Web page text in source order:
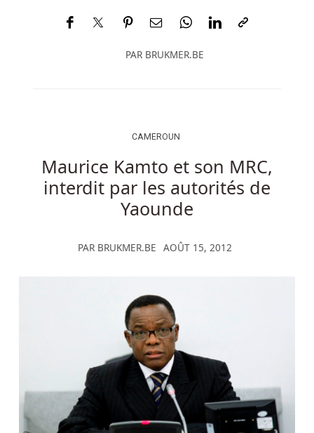
PAR BRUKMER.BE
CAMEROUN
Maurice Kamto et son MRC,
interdit par les autorités de
Yaounde
PAR BRUKMER.BE AOÛT 15, 2012